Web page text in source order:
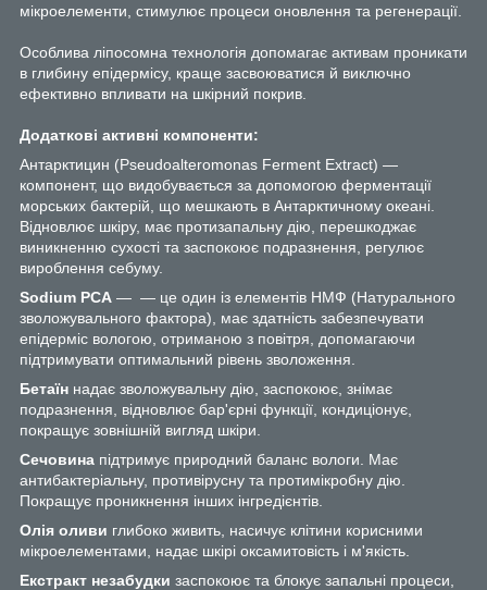
мікроелементи, стимулює процеси оновлення та регенерації.
Особлива ліпосомна технологія допомагає активам проникати
в глибину епідермісу, краще засвоюватися й виключно
ефективно впливати на шкірний покрив.
Додаткові активні компоненти:
Антарктицин (Pseudoalteromonas Ferment Extract) —
компонент, що видобувається за допомогою ферментації
морських бактерій, що мешкають в Антарктичному океані.
Відновлює шкіру, має протизапальну дію, перешкоджає
виникненню сухості та заспокоює подразнення, регулює
вироблення себуму.
Sodium PCA — — це один із елементів НМФ (Натурального
зволожувального фактора), має здатність забезпечувати
епідерміс вологою, отриманою з повітря, допомагаючи
підтримувати оптимальний рівень зволоження.
Бетаїн надає зволожувальну дію, заспокоює, знімає
подразнення, відновлює бар'єрні функції, кондиціонує,
покращує зовнішній вигляд шкіри.
Сечовина підтримує природний баланс вологи. Має
антибактеріальну, противірусну та протимікробну дію.
Покращує проникнення інших інгредієнтів.
Олія оливи глибоко живить, насичує клітини корисними
мікроелементами, надає шкірі оксамитовість і м'якість.
Екстракт незабудки заспокоює та блокує запальні процеси,